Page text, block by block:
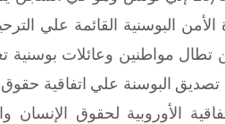
البوسنية القائمة علي
تطال مواطنين وعائلات
البوسنة علي اتفاقية حقوق
الأوروبية لحقوق